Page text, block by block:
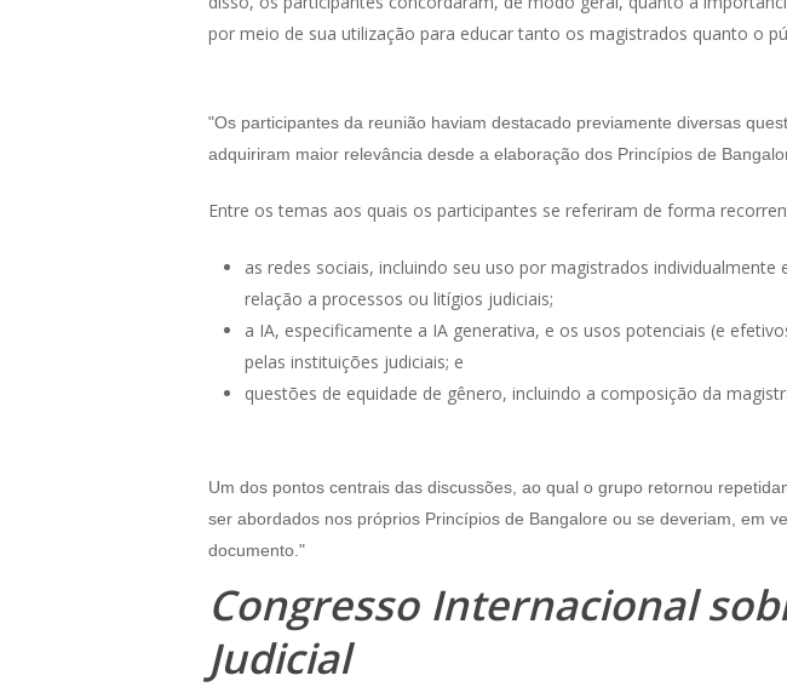
por meio de sua utilização para educar tanto os magistrados quanto o
"Os participantes da reunião haviam destacado previamente diversas
adquiriram maior relevância desde a elaboração dos Princípios de
Entre os temas aos quais os participantes se referiram de forma
as redes sociais, incluindo seu uso por magistrados
relação a processos ou litígios judiciais;
a IA, especificamente a IA generativa, e os usos potenciais (e
pelas instituições judiciais; e
questões de equidade de gênero, incluindo a composição da
Um dos pontos centrais das discussões, ao qual o grupo retornou
ser abordados nos próprios Princípios de Bangalore ou se deveriam, em
documento."
Congresso Internacional
Judicial